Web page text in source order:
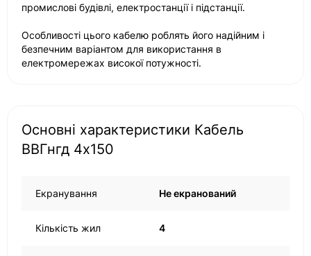
промислові будівлі, електростанції і підстанції.
Особливості цього кабелю роблять його надійним і
безпечним варіантом для використання в
електромережах високої потужності.
Основні характеристики Кабель
ВВГнгд 4х150
Екранування Не екранований
Кількість жил 4